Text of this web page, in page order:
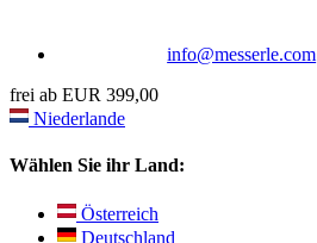
info@messerle.com
frei ab EUR 399,00
Niederlande
Wählen Sie ihr Land:
Österreich
Deutschland